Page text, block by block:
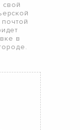
свой
в